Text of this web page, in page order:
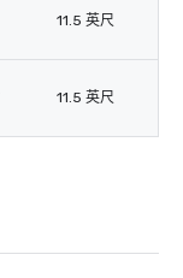
11.5 英尺
11.5 英尺